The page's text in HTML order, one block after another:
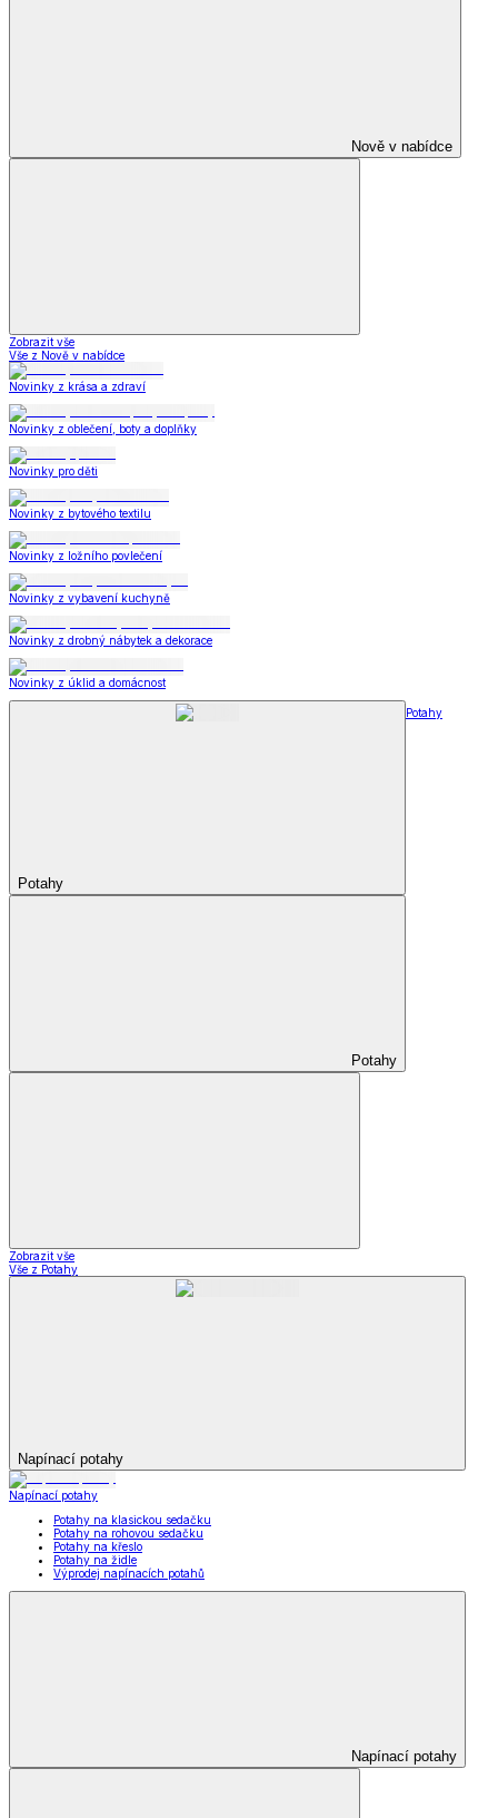
Nově v nabídce
Zobrazit vše
Vše z Nově v nabídce
Novinky z krása a zdraví
Novinky z oblečení, boty a doplňky
Novinky pro děti
Novinky z bytového textilu
Novinky z ložního povlečení
Novinky z vybavení kuchyně
Novinky z drobný nábytek a dekorace
Novinky z úklid a domácnost
Potahy
Potahy
Potahy
Zobrazit vše
Vše z Potahy
Napínací potahy
Napínací potahy
Potahy na klasickou sedačku
Potahy na rohovou sedačku
Potahy na křeslo
Potahy na židle
Výprodej napínacích potahů
Napínací potahy